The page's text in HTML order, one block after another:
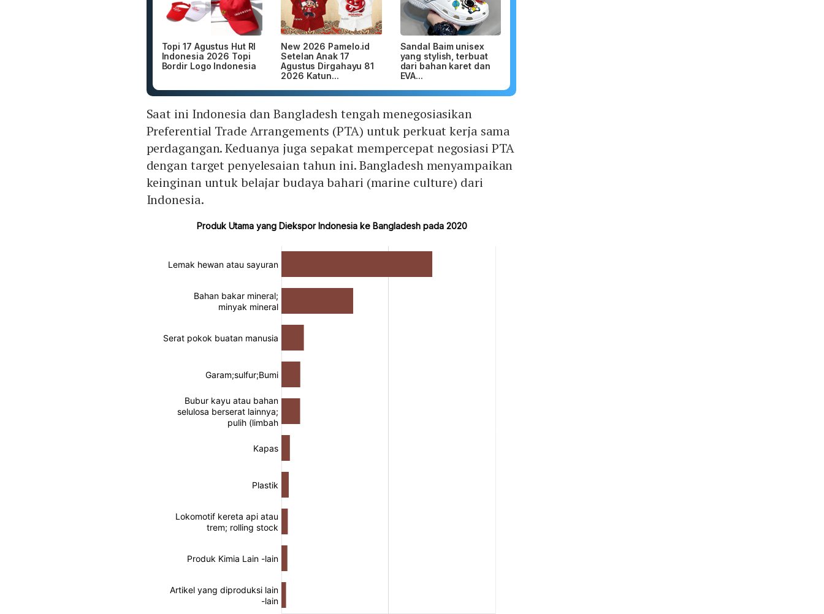
Topi 17 Agustus Hut RI
Indonesia 2026 Topi
Bordir Logo Indonesia
New 2026 Pamelo.id
Setelan Anak 17
Agustus Dirgahayu 81
2026 Katun...
Sandal Baim unisex
yang stylish, terbuat
dari bahan karet dan
EVA...
Saat ini Indonesia dan Bangladesh tengah menegosiasikan
Preferential Trade Arrangements (PTA) untuk perkuat kerja sama
perdagangan. Keduanya juga sepakat mempercepat negosiasi PTA
dengan target penyelesaian tahun ini. Bangladesh menyampaikan
keinginan untuk belajar budaya bahari (marine culture) dari
Indonesia.